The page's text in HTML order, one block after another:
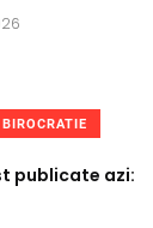
publicate azi: